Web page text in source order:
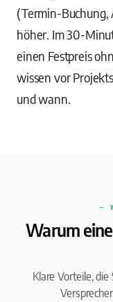
(Termin-
höher. Im 30-
einen Festpreis
wissen vor
und wann.
—
Warum
Klare Vorteile,